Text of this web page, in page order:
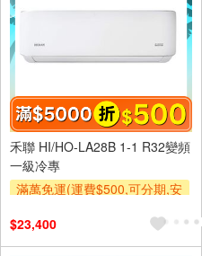
禾聯 HI/HO-LA28B 1-1 R32變頻
一級冷專
滿萬免運(運費$500,可分期,安
及使用6期以上分期0利率,需付
基本安裝運費)
$23,400